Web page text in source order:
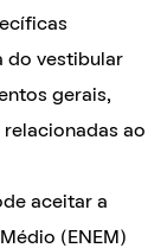
do vestibular
gerais,
ao
aceitar a
(ENEM)